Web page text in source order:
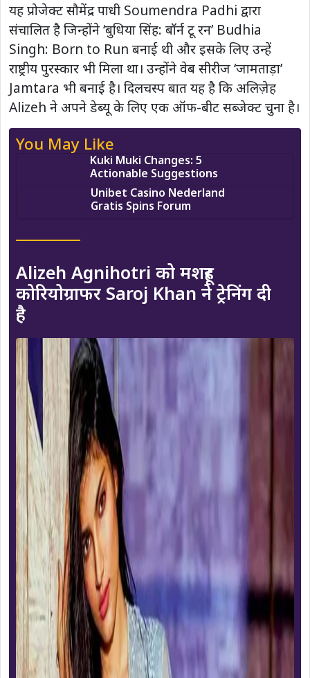
यह प्रोजेक्ट सौमेंद्र पाधी Soumendra Padhi द्वारा
संचालित है जिन्होंने ‘बुधिया सिंह: बॉर्न टू रन’ Budhia
Singh: Born to Run बनाई थी और इसके लिए उन्हें
राष्ट्रीय पुरस्कार भी मिला था। उन्होंने वेब सीरीज ‘जामताड़ा’
Jamtara भी बनाई है। दिलचस्प बात यह है कि अलिज़ेह
Alizeh ने अपने डेब्यू के लिए एक ऑफ-बीट सब्जेक्ट चुना है।
You May Like
Kuki Muki Changes: 5
Actionable Suggestions
Unibet Casino Nederland
Gratis Spins Forum
Alizeh Agnihotri को मशहूर
कोरियोग्राफर Saroj Khan ने ट्रेनिंग दी
है